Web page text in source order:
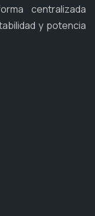
centralizada
y potencia